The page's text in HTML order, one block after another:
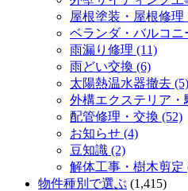
屋根塗装・屋根修理
ベランダ・バルコニ
雨漏り修理 (11)
雨どい交換 (6)
太陽熱温水器撤去 (5)
外構エクステリア・
配管修理・交換 (52)
お知らせ (4)
豆知識 (2)
解体工事・樹木剪定
物件種別で選ぶ (1,415)